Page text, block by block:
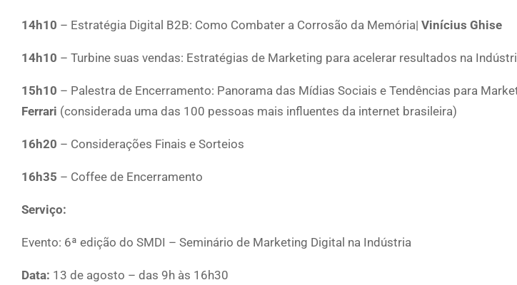
14h10 – Estratégia Digital B2B: Como Combater a Corrosão da Memória| Vinícius Ghise
14h10 – Turbine suas vendas: Estratégias de Marketing para acelerar resultados na
15h10 – Palestra de Encerramento: Panorama das Mídias Sociais e Tendências para
Ferrari (considerada uma das 100 pessoas mais influentes da internet brasileira)
16h20 – Considerações Finais e Sorteios
16h35 – Coffee de Encerramento
Serviço:
Evento: 6ª edição do SMDI – Seminário de Marketing Digital na Indústria
Data: 13 de agosto – das 9h às 16h30